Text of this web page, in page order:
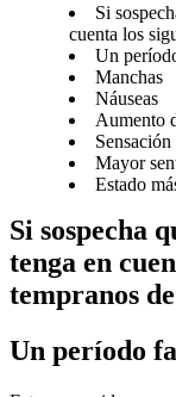
Si
cuenta los
Un
Manchas
Náuseas
Aumento
Mayor
Estado
Si sospecha
tenga en
tempranos
Un período